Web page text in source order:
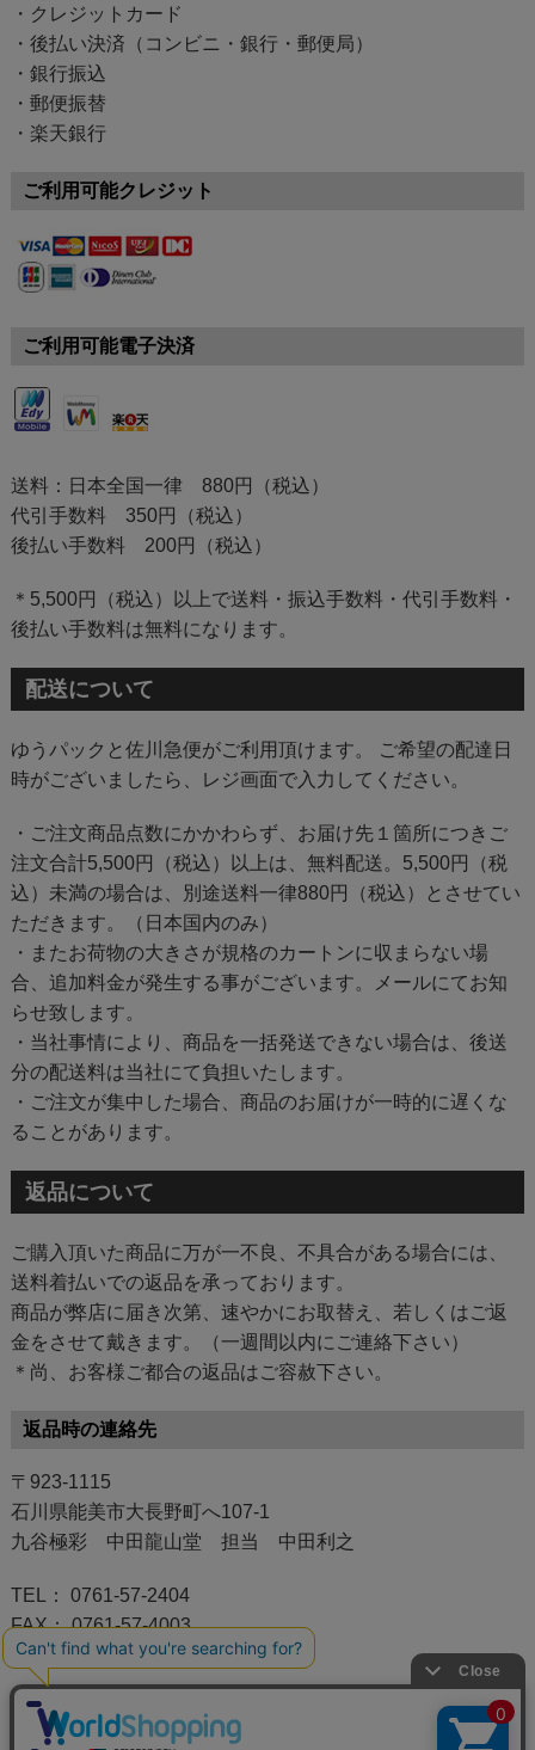
・クレジットカード
・後払い決済（コンビニ・銀行・郵便局）
・銀行振込
・郵便振替
・楽天銀行
ご利用可能クレジット
ご利用可能電子決済
送料：日本全国一律 880円（税込）
代引手数料 350円（税込）
後払い手数料 200円（税込）
＊5,500円（税込）以上で送料・振込手数料・代引手数料・
後払い手数料は無料になります。
配送について
ゆうパックと佐川急便がご利用頂けます。 ご希望の配達日
時がございましたら、レジ画面で入力してください。
・ご注文商品点数にかかわらず、お届け先１箇所につきご
注文合計5,500円（税込）以上は、無料配送。5,500円（税
込）未満の場合は、別途送料一律880円（税込）とさせてい
ただきます。（日本国内のみ）
・またお荷物の大きさが規格のカートンに収まらない場
合、追加料金が発生する事がございます。メールにてお知
らせ致します。
・当社事情により、商品を一括発送できない場合は、後送
分の配送料は当社にて負担いたします。
・ご注文が集中した場合、商品のお届けが一時的に遅くな
ることがあります。
返品について
ご購入頂いた商品に万が一不良、不具合がある場合には、
送料着払いでの返品を承っております。
商品が弊店に届き次第、速やかにお取替え、若しくはご返
金をさせて戴きます。（一週間以内にご連絡下さい）
＊尚、お客様ご都合の返品はご容赦下さい。
返品時の連絡先
〒923-1115
石川県能美市大長野町へ107-1
九谷極彩 中田龍山堂 担当 中田利之
TEL： 0761-57-2404
FAX： 0761-57-4003
MAIL： ryuzando@arrow.ocn.ne.jp